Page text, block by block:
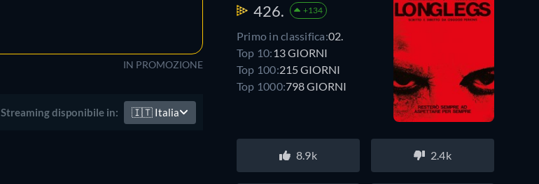
IN PROMOZIONE
Streaming disponibile in: 🇮🇹 Italia
426. +134
Primo in classifica:02.
Top 10: 13 GIORNI
Top 100:215 GIORNI
Top 1000:798 GIORNI
8.9k 2.4k